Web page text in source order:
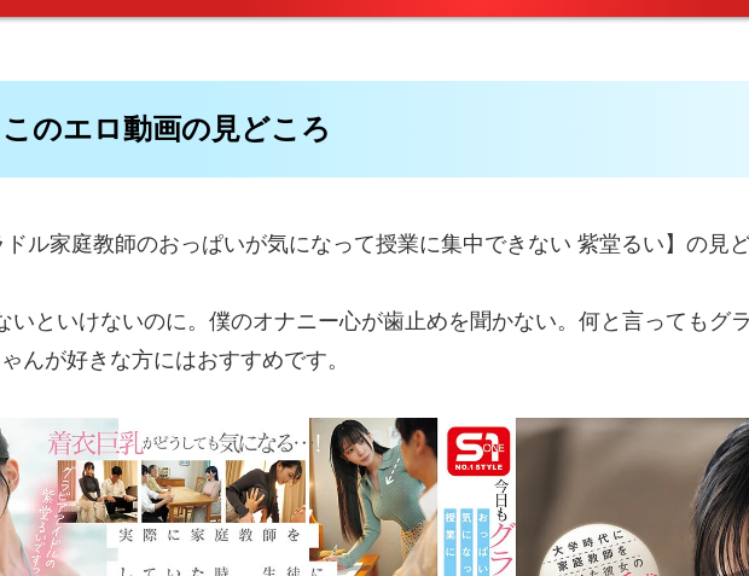
このエロ動画の見どころ
ル家庭教師のおっぱいが気になって授業に集中できない 紫堂るい】の見
いといけないのに。僕のオナニー心が歯止めを聞かない。何と言ってもグ
んが好きな方にはおすすめです。